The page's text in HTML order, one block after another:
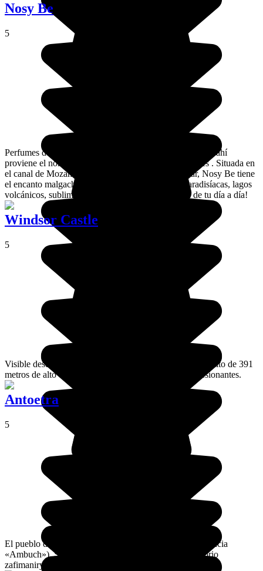
Nosy Be
5
Perfumes de ylang ylang, caña de azúcar o especias.. De ahí
proviene el nombre de Nosy Be, la isla de los perfumes . Situada en
el canal de Mozambique, al noroeste de Madagascar, Nosy Be tiene
el encanto malgache de la vida insular... ¡Playas paradisíacas, lagos
volcánicos, sublimes puestas de sol formarán parte de tu día a día!
Windsor Castle
5
Visible desde Diego-Suárez, Windsor Castle es un monolito de 391
metros de alto desde el que se tienen unas vistas impresionantes.
Antoetra
5
El pueblo de Antoetra está cerca de Ambositra (se pronuncia
«Ambuch»). Se considera la puerta de entrada al territorio
zafimaniry. Así se llama la etnia que habita la región.